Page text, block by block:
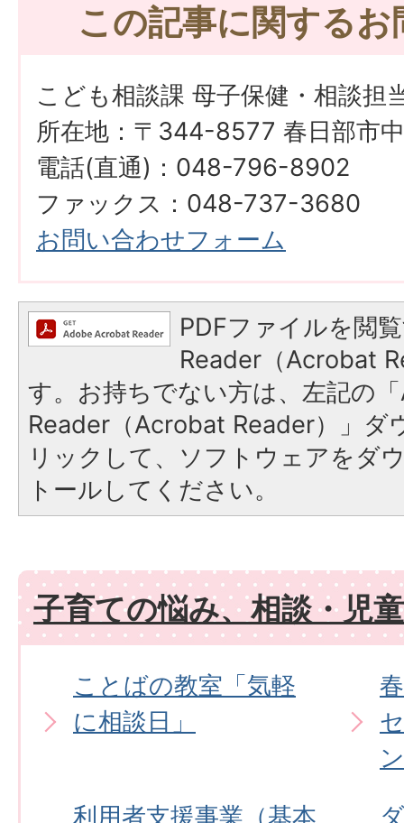
この記事に関する
こども相談課 母子保健・相談担
所在地：〒344-8577 春日部市
電話(直通)：048-796-8902
ファックス：048-737-3680
お問い合わせフォーム
PDFファイルを閲
Reader（Acrobat
す。お持ちでない方は、左記の
Reader（Acrobat Reader）」ダ
リックして、ソフトウェアをダ
トールしてください。
子育ての悩み、相談・児
ことばの教室「気軽
に相談日」
利用者支援事業（基本